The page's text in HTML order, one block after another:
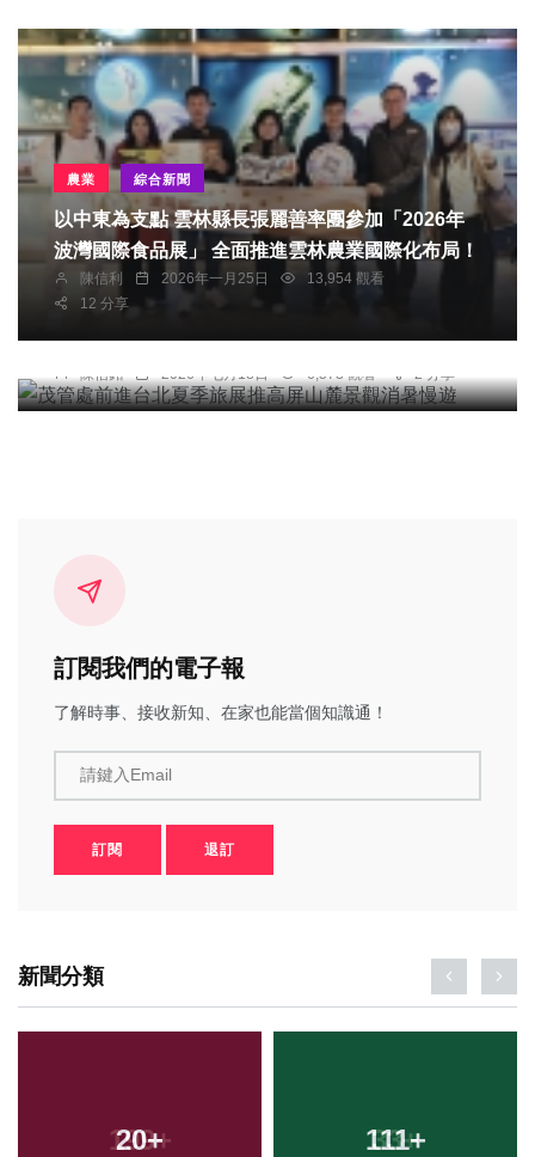
農業 綜合新聞
以中東為支點 雲林縣長張麗善率團參加「2026年
波灣國際食品展」 全面推進雲林農業國際化布局！
陳信利 2026年一月25日
13,954 觀看
12 分享
綜合新聞
茂管處前進台北夏季旅展推高屏山麓景觀消暑慢遊
陳信銘 2026年七月18日 6,573 觀看 2 分享
訂閱我們的電子報
了解時事、接收新知、在家也能當個知識通！
請鍵入Email
訂閱 退訂
新聞分類
20+ 111+
199+ 33+